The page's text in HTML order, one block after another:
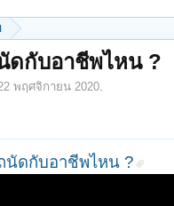
ดกับอาชีพไหน ?
พฤศจิกายน 2020.
นัดกับอาชีพไหน ?